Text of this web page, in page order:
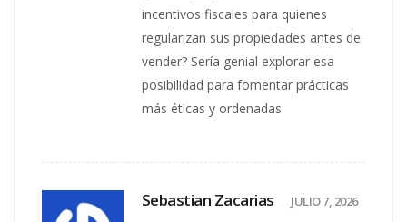
incentivos fiscales para quienes
regularizan sus propiedades antes de
vender? Sería genial explorar esa
posibilidad para fomentar prácticas
más éticas y ordenadas.
Sebastian Zacarias JULIO 7, 2026